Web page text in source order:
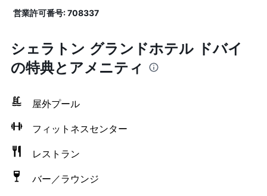
営業許可番号: 708337
シェラトン グランドホテル ドバイ
の特典とアメニティ
屋外プール
フィットネスセンター
レストラン
バー／ラウンジ